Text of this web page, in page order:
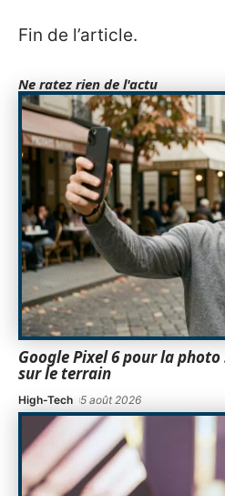
Fin de l’article.
Ne ratez rien de l'actu
Google Pixel 6 pour la
sur le terrain
High-Tech 5 août 2026